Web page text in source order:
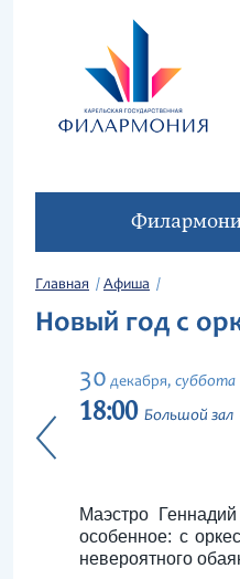
Главная Афиша
Новый год с
30 декабря, суббота
18:00 Большой зал
Маэстро
особенное: с
невероятного